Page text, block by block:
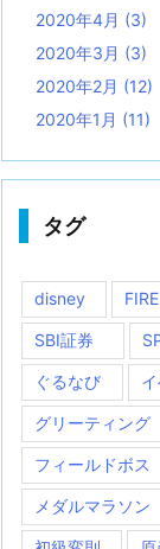
2020年4月 (3)
2020年3月 (3)
2020年2月 (12)
2020年1月 (11)
タグ
disney FIRE
SBI証券
ぐるなび
グリーティング
フィールドボス
メダルマラソン